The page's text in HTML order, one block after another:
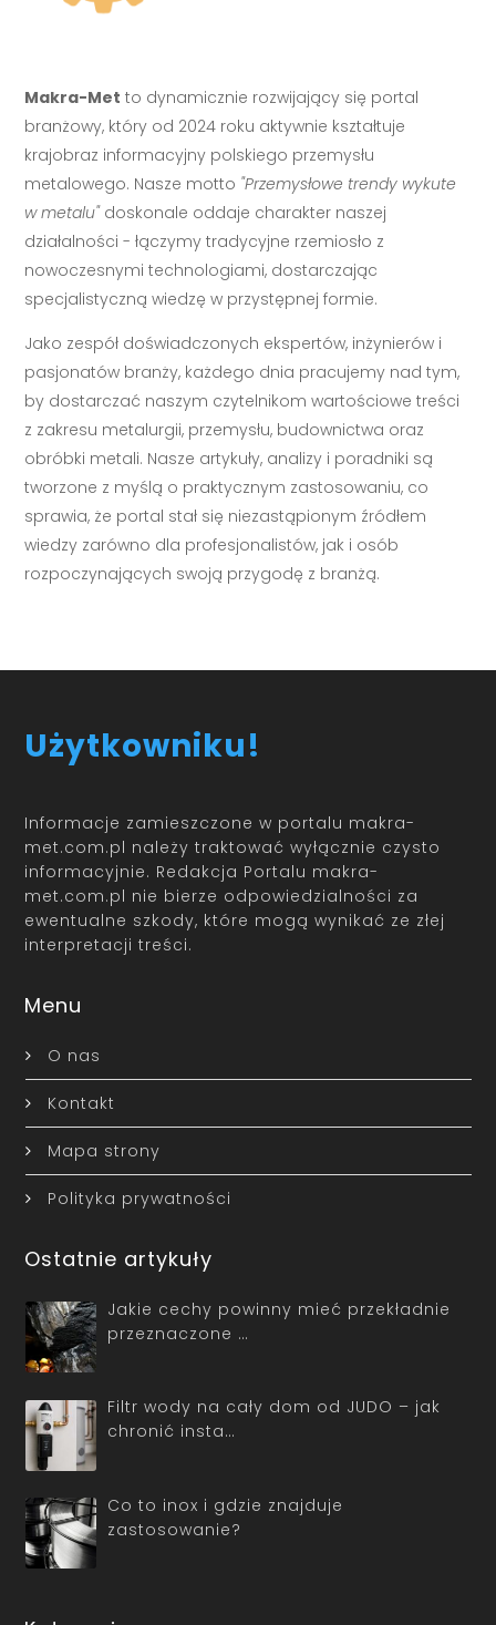
Makra-Met to dynamicznie rozwijający się portal
branżowy, który od 2024 roku aktywnie kształtuje
krajobraz informacyjny polskiego przemysłu
metalowego. Nasze motto "Przemysłowe trendy wykute
w metalu"doskonale oddaje charakter naszej
działalności - łączymy tradycyjne rzemiosło z
nowoczesnymi technologiami, dostarczając
specjalistyczną wiedzę w przystępnej formie.
Jako zespół doświadczonych ekspertów, inżynierów i
pasjonatów branży, każdego dnia pracujemy nad tym,
by dostarczać naszym czytelnikom wartościowe treści
z zakresu metalurgii, przemysłu, budownictwa oraz
obróbki metali. Nasze artykuły, analizy i poradniki są
tworzone z myślą o praktycznym zastosowaniu, co
sprawia, że portal stał się niezastąpionym źródłem
wiedzy zarówno dla profesjonalistów, jak i osób
rozpoczynających swoją przygodę z branżą.
Użytkowniku!
Informacje zamieszczone w portalu makra-
met.com.pl należy traktować wyłącznie czysto
informacyjnie. Redakcja Portalu makra-
met.com.pl nie bierze odpowiedzialności za
ewentualne szkody, które mogą wynikać ze złej
interpretacji treści.
Menu
O nas
Kontakt
Mapa strony
Polityka prywatności
Ostatnie artykuły
Jakie cechy powinny mieć przekładnie
przeznaczone …
Filtr wody na cały dom od JUDO – jak
chronić insta…
Co to inox i gdzie znajduje
zastosowanie?